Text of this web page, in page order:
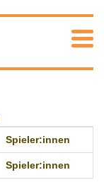
Spieler:innen
Spieler:innen